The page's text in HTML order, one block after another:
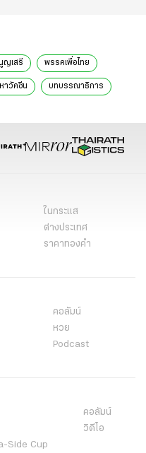
ญเสรี พรรคเพื่อไทย
าวัคซีน บทบรรณาธิการ
ในกระแส
ต่างประเทศ
ราคาทองคำ
คอลัมน์
หวย
Podcast
คอลัมน์
วิดีโอ
Side Cup